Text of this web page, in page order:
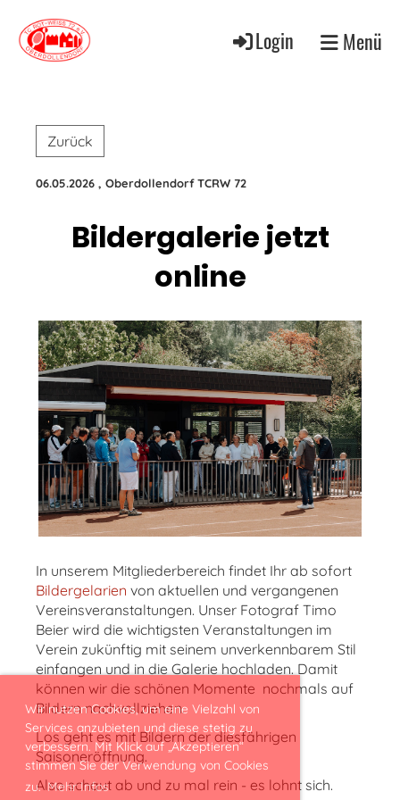
Wir nutzen Cookies, um eine Vielzahl von
Services anzubieten und diese stetig zu
verbessern. Mit Klick auf „Akzeptieren“
stimmen Sie der Verwendung von Cookies
zu.Mehr Infos
Login Menü
Zurück
06.05.2026 , Oberdollendorf TCRW 72
Bildergalerie jetzt
online
In unserem Mitgliederbereich findet Ihr ab sofort
Bildergelarien von aktuellen und vergangenen
Vereinsveranstaltungen. Unser Fotograf Timo
Beier wird die wichtigsten Veranstaltungen im
Verein zukünftig mit seinem unverkennbarem Stil
einfangen und in die Galerie hochladen. Damit
können wir die schönen Momente nochmals auf
Bildern nachvollziehen.
Los geht es mit Bildern der diesfährigen
Saisoneröffnung.
Also schaut ab und zu mal rein - es lohnt sich.